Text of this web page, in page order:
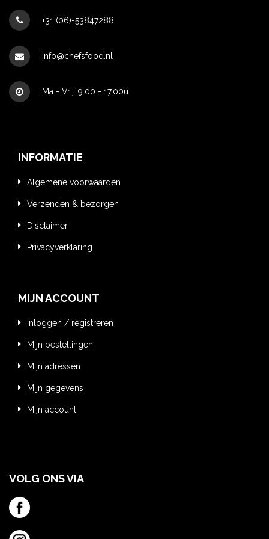
+31 (06)-53847288
info@chefsfood.nl
Ma - Vrij: 9.00 - 17.00u
INFORMATIE
Algemene voorwaarden
Verzenden & bezorgen
Disclaimer
Privacyverklaring
MIJN ACCOUNT
Inloggen / registreren
Mijn bestellingen
Mijn adressen
Mijn gegevens
Mijn account
VOLG ONS VIA